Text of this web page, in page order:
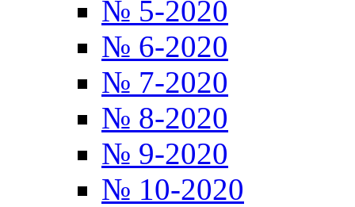
№ 5-2020
№ 6-2020
№ 7-2020
№ 8-2020
№ 9-2020
№ 10-2020